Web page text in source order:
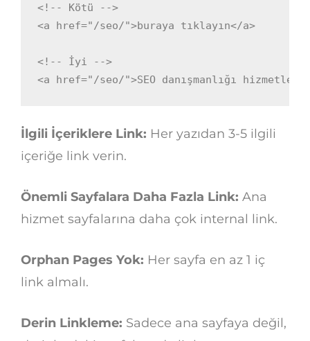
<!-- Kötü -->
<a href="/seo/">buraya tıklayın</a>
<!-- İyi -->
<a href="/seo/">SEO danışmanlığı hizmetleri
İlgili İçeriklere Link: Her yazıdan 3-5 ilgili
içeriğe link verin.
Önemli Sayfalara Daha Fazla Link: Ana
hizmet sayfalarına daha çok internal link.
Orphan Pages Yok: Her sayfa en az 1 iç
link almalı.
Derin Linkleme: Sadece ana sayfaya değil,